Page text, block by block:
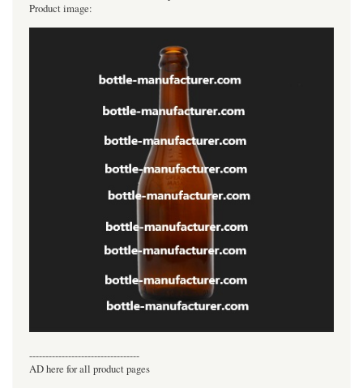
Product image:
----------------------------------
AD here for all product pages